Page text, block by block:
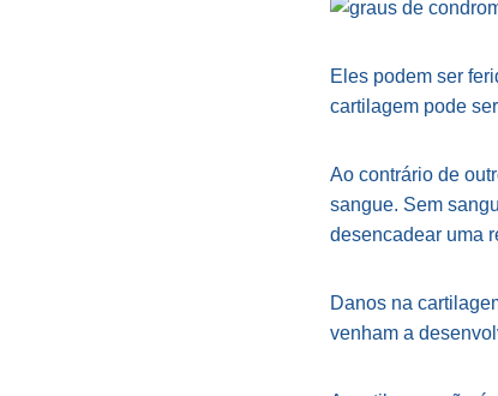
Eles podem ser
cartilagem pode
Ao contrário de
sangue. Sem
desencadear uma
Danos na
venham a